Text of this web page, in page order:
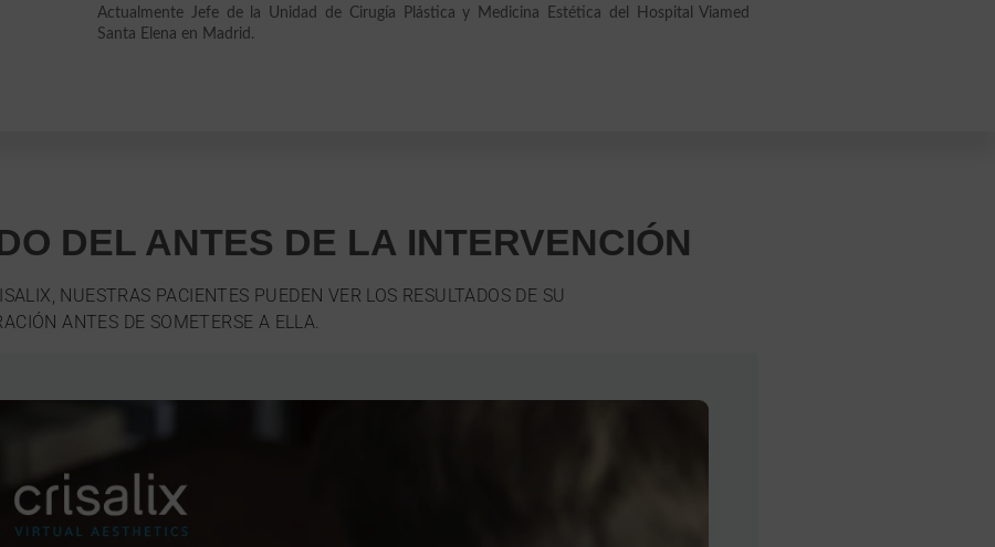
Actualmente Jefe de la Unidad de Cirugía Plástica y Medicina Estética del Hospital Viamed
Santa Elena en Madrid.
DEL ANTES DE LA INTERVENCIÓN
NUESTRAS PACIENTES PUEDEN VER LOS RESULTADOS DE SU
ANTES DE SOMETERSE A ELLA.